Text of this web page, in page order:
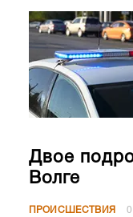
Двое
Волге
ПРОИСШЕСТВИЯ